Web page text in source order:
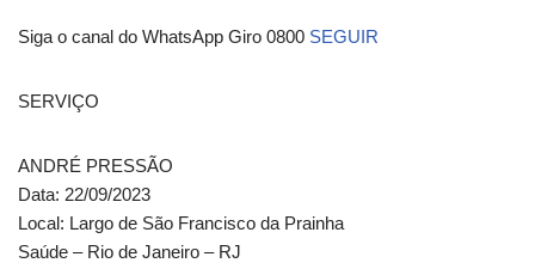
Siga o canal do WhatsApp Giro 0800 SEGUIR
SERVIÇO
ANDRÉ PRESSÃO
Data: 22/09/2023
Local: Largo de São Francisco da Prainha
Saúde – Rio de Janeiro – RJ